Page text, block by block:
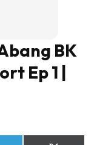
BK
Ep 1 |